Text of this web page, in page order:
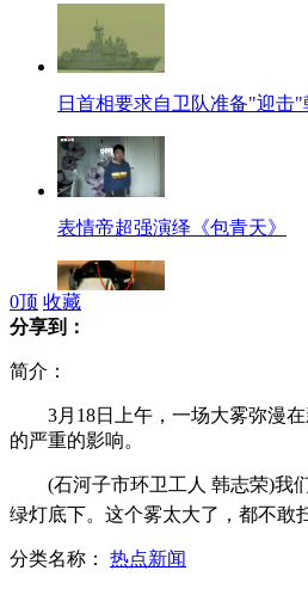
日首相要求自卫队准备"迎击"
表情帝超强演绎《包青天》
知名节目指中国网站抄袭点
0顶 收藏
分享到：
简介：
3月18日上午，一场大雾弥漫在
的严重的影响。
(石河子市环卫工人 韩志荣)我们
绿灯底下。这个雾太大了，都不敢
分类名称： 热点新闻